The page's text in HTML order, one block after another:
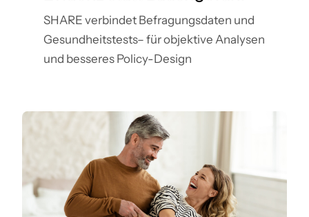
SHARE verbindet Befragungsdaten und
Gesundheitstests– für objektive Analysen
und besseres Policy-Design